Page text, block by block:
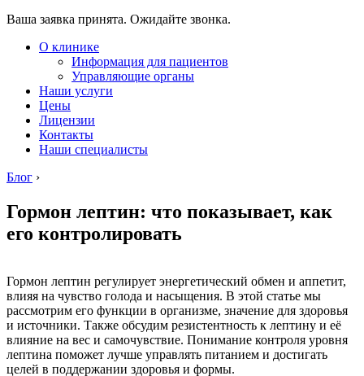
Ваша заявка принята. Ожидайте звонка.
О клинике
Информация для пациентов
Управляющие органы
Наши услуги
Цены
Лицензии
Контакты
Наши специалисты
Блог ›
Гормон лептин: что показывает, как
его контролировать
Гормон лептин регулирует энергетический обмен и аппетит,
влияя на чувство голода и насыщения. В этой статье мы
рассмотрим его функции в организме, значение для здоровья
и источники. Также обсудим резистентность к лептину и её
влияние на вес и самочувствие. Понимание контроля уровня
лептина поможет лучше управлять питанием и достигать
целей в поддержании здоровья и формы.